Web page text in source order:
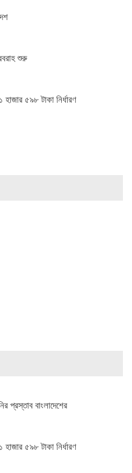
শুরু
৫৯৮ টাকা নির্ধারণ
প্রস্তাব বাংলাদেশের
৫৯৮ টাকা নির্ধারণ